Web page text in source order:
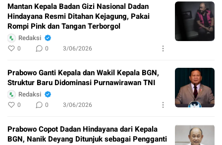
Mantan Kepala Badan Gizi Nasional Dadan
Hindayana Resmi Ditahan Kejagung, Pakai
Rompi Pink dan Tangan Terborgol
Redaksi
0 0 3/06/2026
Prabowo Ganti Kepala dan Wakil Kepala BGN,
Struktur Baru Didominasi Purnawirawan TNI
Redaksi
0 0 3/06/2026
Prabowo Copot Dadan Hindayana dari Kepala
BGN, Nanik Deyang Ditunjuk sebagai Pengganti